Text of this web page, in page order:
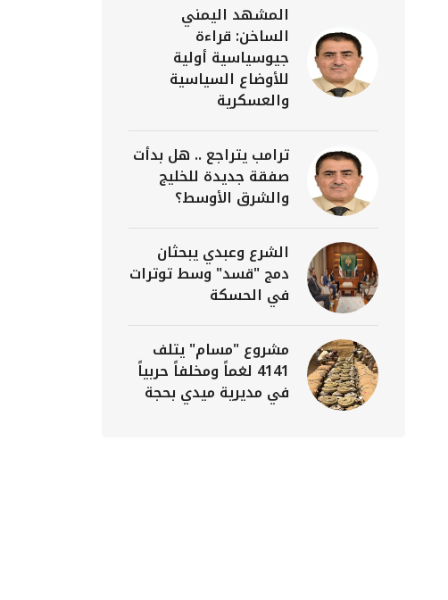
المشهد اليمني
الساخن: قراءة
جيوسياسية أولية
للأوضاع السياسية
والعسكرية
ترامب يتراجع .. هل بدأت
صفقة جديدة للخليج
والشرق الأوسط؟
الشرع وعبدي يبحثان
دمج "قسد" وسط توترات
في الحسكة
مشروع "مسام" يتلف
4141 لغماً ومخلفاً حربياً
في مديرية ميدي بحجة